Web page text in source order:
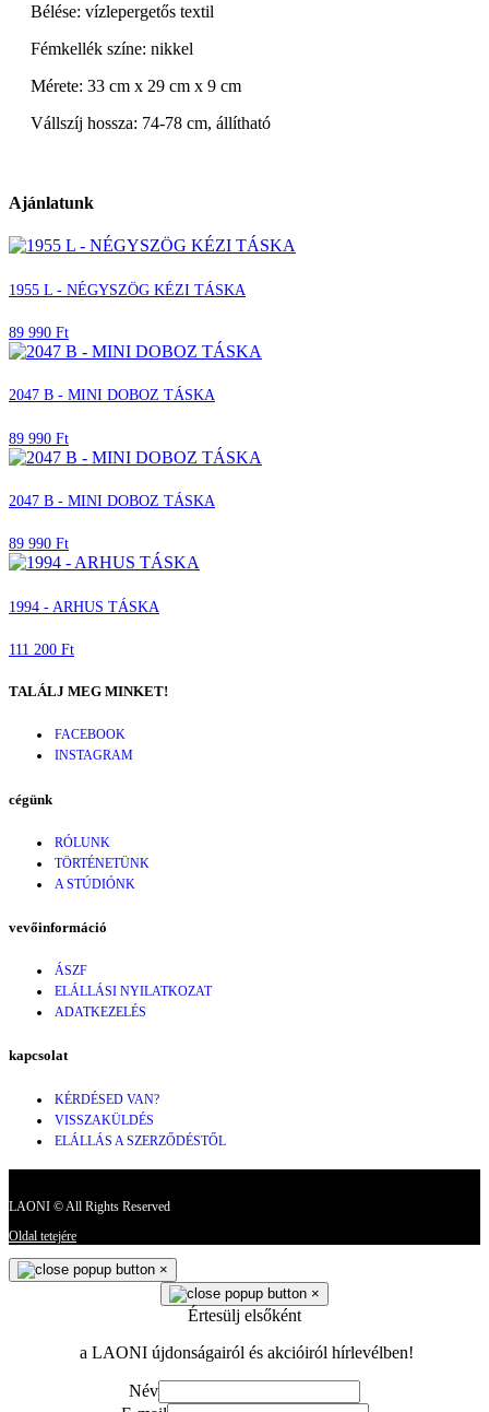
Bélése: vízlepergetős textil
Fémkellék színe: nikkel
Mérete: 33 cm x 29 cm x 9 cm
Vállszíj hossza: 74-78 cm, állítható
Ajánlatunk
1955 L - NÉGYSZÖG KÉZI TÁSKA
89 990 Ft
2047 B - MINI DOBOZ TÁSKA
89 990 Ft
2047 B - MINI DOBOZ TÁSKA
89 990 Ft
1994 - ARHUS TÁSKA
111 200 Ft
TALÁLJ MEG MINKET!
FACEBOOK
INSTAGRAM
cégünk
RÓLUNK
TÖRTÉNETÜNK
A STÚDIÓNK
vevőinformáció
ÁSZF
ELÁLLÁSI NYILATKOZAT
ADATKEZELÉS
kapcsolat
KÉRDÉSED VAN?
VISSZAKÜLDÉS
ELÁLLÁS A SZERZŐDÉSTŐL
LAONI © All Rights Reserved
Oldal tetejére
×
×
Értesülj elsőként
a LAONI újdonságairól és akcióiról hírlevélben!
Név